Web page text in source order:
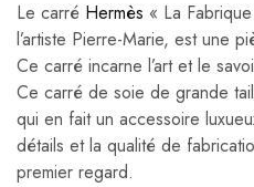
Le carré Hermès « La
l’artiste Pierre-Marie, est une
Ce carré incarne l’art et le
Ce carré de soie de grande
qui en fait un accessoire
détails et la qualité de
premier regard.